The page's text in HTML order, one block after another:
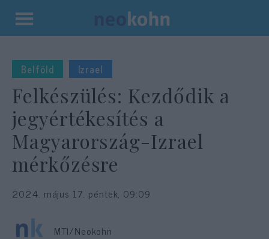
Kilépés
tartalomba
Belföld Izrael
Felkészülés: Kezdődik a
jegyértékesítés a
Magyarország-Izrael
mérkőzésre
2024. május 17. péntek, 09:09
MTI/Neokohn